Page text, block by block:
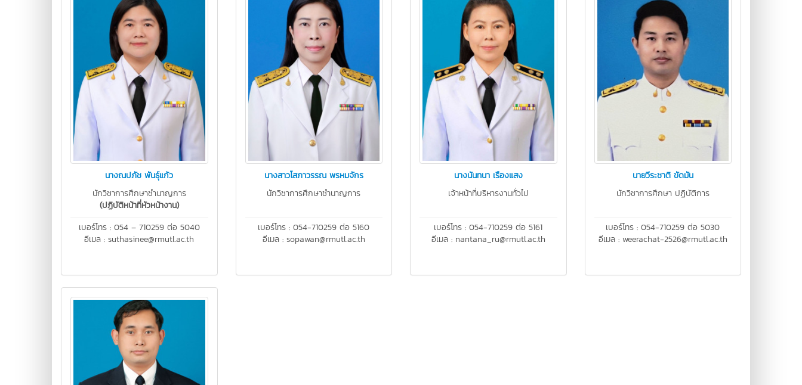
นางณปภัช พันธุ์แก้ว
นักวิชาการศึกษาชำนาญการ
(ปฏิบัติหน้าที่หัวหน้างาน)
เบอร์โทร : 054 – 710259 ต่อ 5040
อีเมล : suthasinee@rmutl.ac.th
นางสาวโสภาวรรณ พรหมจักร
นักวิชาการศึกษาชำนาญการ
เบอร์โทร : 054-710259 ต่อ 5160
อีเมล : sopawan@rmutl.ac.th
นางนันทนา เรืองแสง
เจ้าหน้าที่บริหารงานทั่วไป
เบอร์โทร : 054-710259 ต่อ 5161
อีเมล : nantana_ru@rmutl.ac.th
นายวีระชาติ ขัดมัน
นักวิชาการศึกษา ปฏิบัติการ
เบอร์โทร : 054-710259 ต่อ 5030
อีเมล : weerachat-2526@rmutl.ac.th